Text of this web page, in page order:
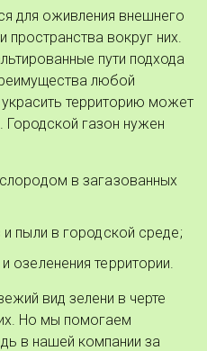
для оживления внешнего
пространства вокруг них.
пути подхода
любой
территорию может
Городской газон нужен
в загазованных
пыли в городской среде;
озеленения территории.
вид зелени в черте
Но мы помогаем
в нашей компании за